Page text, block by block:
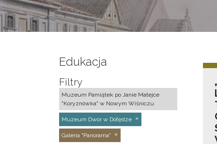
Edukacja
Filtry
Muzeum Pamiątek po Janie Matejce
"Koryznówka" w Nowym Wiśniczu
Muzeum Dwór w Dołędze
Galeria "Panorama"